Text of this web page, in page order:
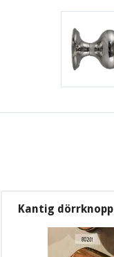
Kantig